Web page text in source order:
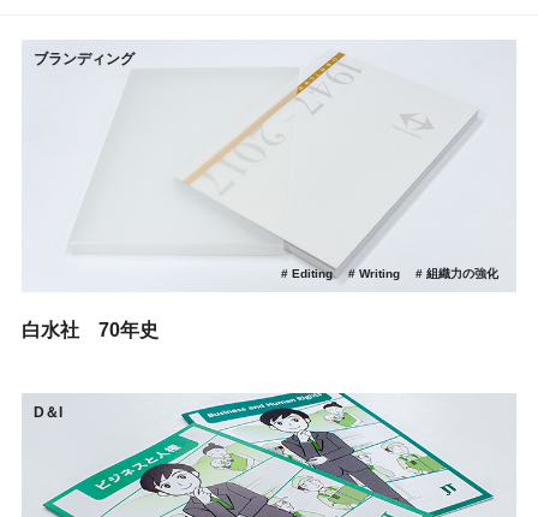
ブランディング
Editing Writing 組織力の強化
白水社 70年史
D＆I